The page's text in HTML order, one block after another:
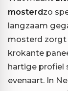
mosterdzo
langzaam
mosterd zorgt
krokante
hartige profiel
evenaart. In